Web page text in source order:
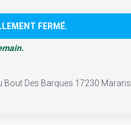
FERMÉ.
Bout Des Barques 17230 Marans